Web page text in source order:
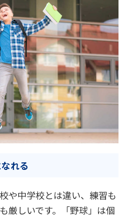
れる
や中学校とは違い、練習も
厳しいです。「野球」は個